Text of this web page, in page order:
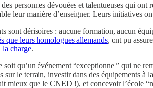
personnes dévouées et talentueuses qui
leur manière d’enseigner. Leurs initiatives
sont dérisoires : aucune formation, aucun
que leurs homologues allemands, ont pu
la charge.
qu’un événement “exceptionnel” qui ne
le terrain, investir dans des équipements
mieux que le CNED !), et concevoir l’école